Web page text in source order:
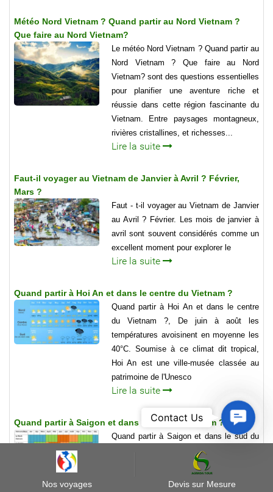
Météo Nord Vietnam ? Quand partir au Nord Vietnam ?
Que faire au Nord Vietnam?
Le météo Nord Vietnam ? Quand partir au
Nord Vietnam ? Que faire au Nord
Vietnam? sont des questions essentielles
pour planifier une aventure riche et
réussie dans cette région fascinante du
Vietnam. Entre paysages montagneux,
rivières cristallines, et richesses...
Lire la suite
Faut-il voyager au Vietnam de Janvier à Avril ? Février,
Mars ?
Faut - t-il voyager au Vietnam de Janvier
au Avril ? Février. Les mois de janvier à
avril sont souvent considérés comme un
excellent moment pour explorer le
Lire la suite
Quand partir à Hoi An et dans le centre du Vietnam ?
Quand partir à Hoi An et dans le centre
du Vietnam ?, De juin à août les
températures avoisinent en moyenne les
40°C. Soumise à ce climat dit tropical,
Hoi An est une ville-musée classée au
patrimoine de l'Unesco
Lire la suite
Quand partir à Saigon et dans le sud du Vietnam ?
Quand partir à Saigon et dans le sud du
Vietnam ? la saison sèche de septembre
à avril, et la saison humide, de mai à
Nos voyages Devis sur Mesure
Contact
Contact Us